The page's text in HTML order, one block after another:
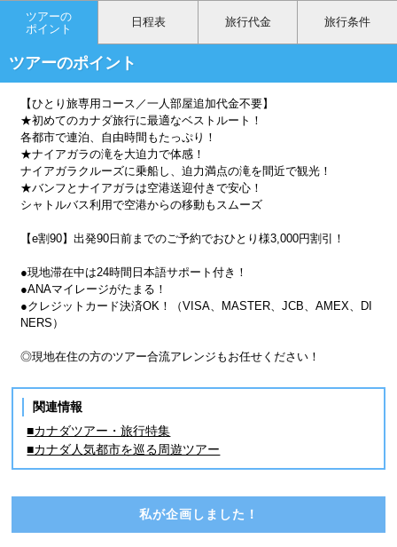
ツアーの
ポイント
日程表 旅行代金 旅行条件
ツアーのポイント
【ひとり旅専用コース／一人部屋追加代金不要】
★初めてのカナダ旅行に最適なベストルート！
各都市で連泊、自由時間もたっぷり！
★ナイアガラの滝を大迫力で体感！
ナイアガラクルーズに乗船し、迫力満点の滝を間近で観光！
★バンフとナイアガラは空港送迎付きで安心！
シャトルバス利用で空港からの移動もスムーズ
【e割90】出発90日前までのご予約でおひとり様3,000円割引！
●現地滞在中は24時間日本語サポート付き！
●ANAマイレージがたまる！
●クレジットカード決済OK！（VISA、MASTER、JCB、AMEX、DI
NERS）
◎現地在住の方のツアー合流アレンジもお任せください！
関連情報
■カナダツアー・旅行特集
■カナダ人気都市を巡る周遊ツアー
私が企画しました！